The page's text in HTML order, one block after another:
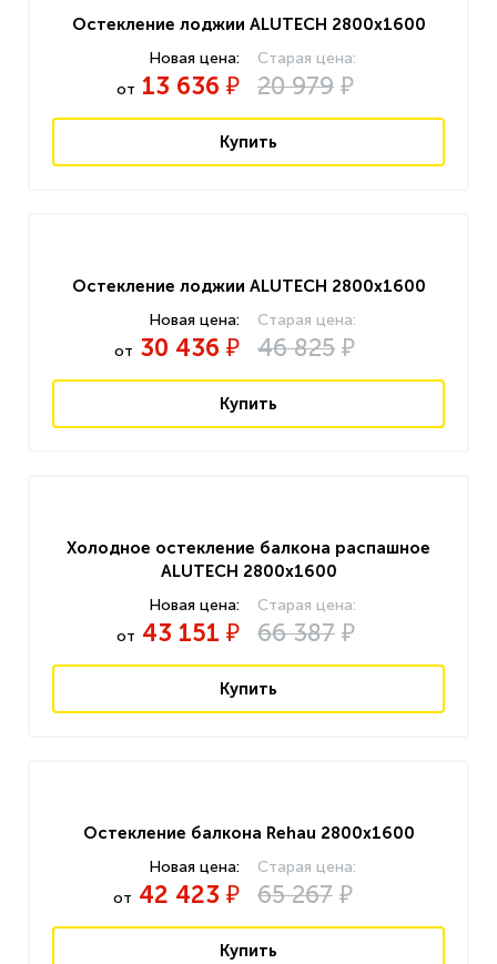
Остекление лоджии ALUTECH 2800x1600
от 13 636 ₽ 20 979 ₽
Купить
Остекление лоджии ALUTECH 2800x1600
от 30 436 ₽ 46 825 ₽
Купить
Холодное остекление балкона распашное
ALUTECH 2800x1600
от 43 151 ₽ 66 387 ₽
Купить
Остекление балкона Rehau 2800x1600
от 42 423 ₽ 65 267 ₽
Купить